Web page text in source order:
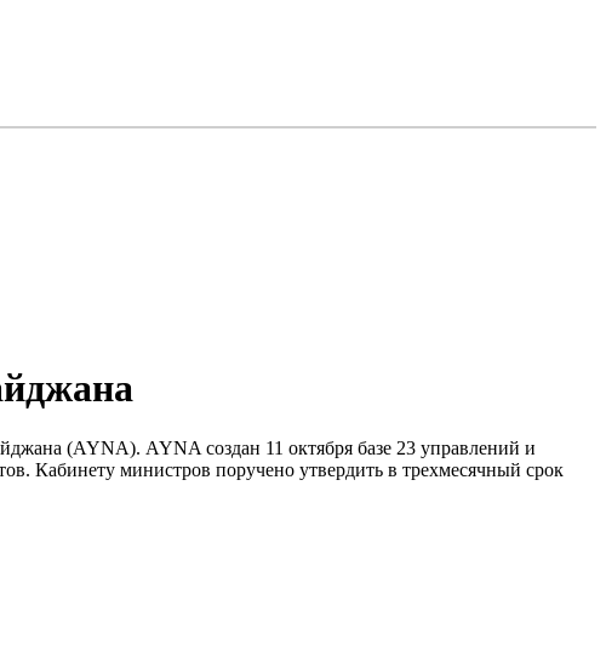
(AYNA). AYNA создан 11 октября базе 23 управлений и
Кабинету министров поручено утвердить в трехмесячный срок